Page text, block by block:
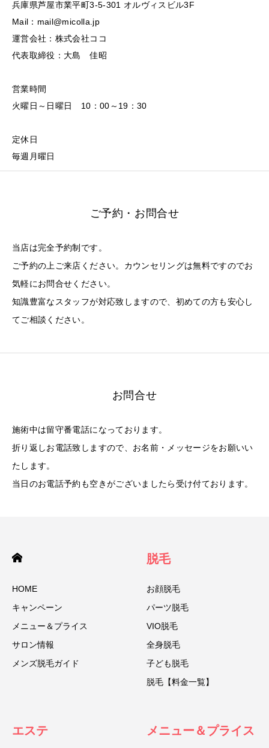
兵庫県芦屋市業平町3-5-301 オルヴィスビル3F
Mail：mail@micolla.jp
運営会社：株式会社ココ
代表取締役：大島 佳昭
営業時間
火曜日～日曜日 10：00～19：30
定休日
毎週月曜日
ご予約・お問合せ
当店は完全予約制です。
ご予約の上ご来店ください。カウンセリングは無料ですのでお
気軽にお問合せください。
知識豊富なスタッフが対応致しますので、初めての方も安心し
てご相談ください。
お問合せ
施術中は留守番電話になっております。
折り返しお電話致しますので、お名前・メッセージをお願いい
たします。
当日のお電話予約も空きがございましたら受け付ております。
HOME
キャンペーン
メニュー＆プライス
サロン情報
メンズ脱毛ガイド
脱毛
お顔脱毛
パーツ脱毛
VIO脱毛
全身脱毛
子ども脱毛
脱毛【料金一覧】
エステ メニュー＆プライス